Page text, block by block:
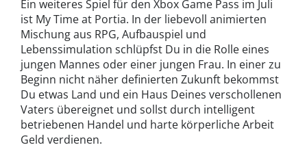
Ein weiteres Spiel für den Xbox Game Pass im Juli
ist My Time at Portia. In der liebevoll animierten
Mischung aus RPG, Aufbauspiel und
Lebenssimulation schlüpfst Du in die Rolle eines
jungen Mannes oder einer jungen Frau. In einer zu
Beginn nicht näher definierten Zukunft bekommst
Du etwas Land und ein Haus Deines verschollenen
Vaters übereignet und sollst durch intelligent
betriebenen Handel und harte körperliche Arbeit
Geld verdienen.